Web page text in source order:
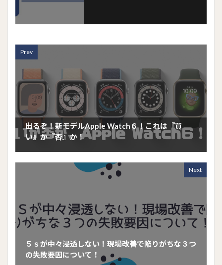
Prev
出るぞ！新モデルApple Watch６！これは『買
い』か『否』か！
Next
５ｓが中々浸透しない！現場改善で陥りがちな３つ
の失敗要因について！